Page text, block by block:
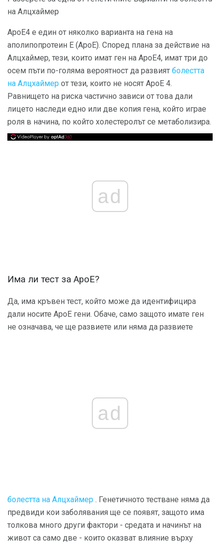
на Алцхаймер
ApoE4 е един от няколко варианта на гена на
аполипопротеин Е (АроЕ). Според плана за действие на
Алцхаймер, тези, които имат ген на ApoE4, имат три до
осем пъти по-голяма вероятност да развият болестта
на Алцхаймер от тези, които не носят ApoE 4.
Равнището на риска частично зависи от това дали
лицето наследи едно или две копия гена, който играе
роля в начина, по който холестеролът се метаболизира.
ad
Има ли тест за ApoE?
Да, има кръвен тест, който може да идентифицира
дали носите ApoE гени. Обаче, само защото имате ген
не означава, че ще развиете или няма да развиете
ad
болестта на Алцхаймер . Генетичното тестване няма да
предвиди кои заболявания ще се появят, защото има
толкова много други фактори - средата и начинът на
живот са само две - които оказват влияние върху